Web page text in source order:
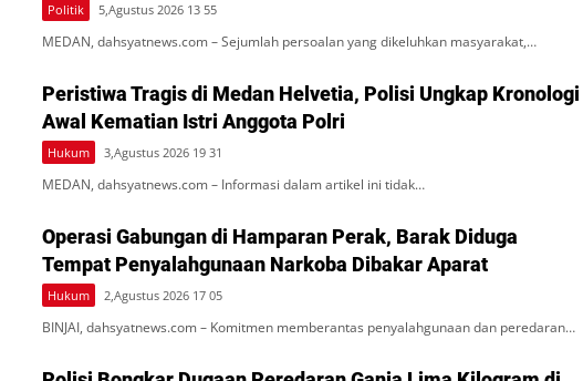
Politik 5,Agustus 2026 13 55
MEDAN, dahsyatnews.com – Sejumlah persoalan yang dikeluhkan masyarakat,…
Peristiwa Tragis di Medan Helvetia, Polisi Ungkap Kronologi
Awal Kematian Istri Anggota Polri
Hukum 3,Agustus 2026 19 31
MEDAN, dahsyatnews.com – Informasi dalam artikel ini tidak…
Operasi Gabungan di Hamparan Perak, Barak Diduga
Tempat Penyalahgunaan Narkoba Dibakar Aparat
Hukum 2,Agustus 2026 17 05
BINJAI, dahsyatnews.com – Komitmen memberantas penyalahgunaan dan peredaran…